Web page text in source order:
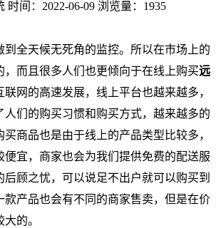
时间：2022-06-09 浏览量：1935
到全天候无死角的监控。所以在市场上的
，而且很多人们也更倾向于在线上购买远
联网的高速发展，线上平台也越来越多，
人们的购买习惯和购买方式，越来越多的
商品也是由于线上的产品类型比较多，
便宜，商家也会为我们提供免费的配送服
后顾之忧，可以说足不出户就可以购买到
款产品也会有不同的商家售卖，但是在价
的。